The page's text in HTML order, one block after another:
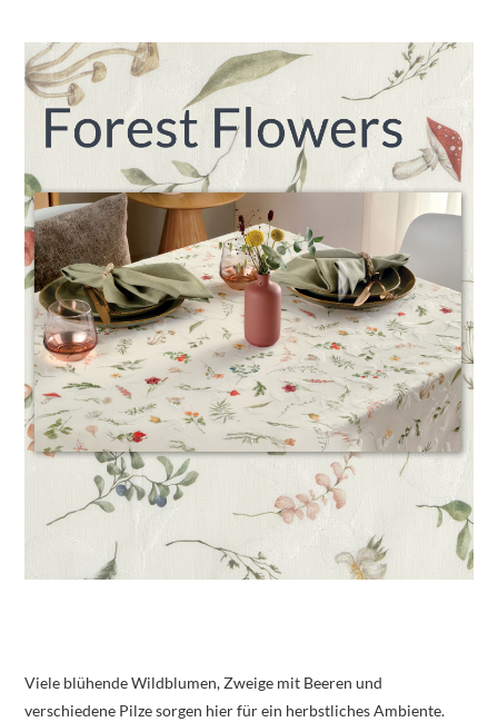
Viele blühende Wildblumen, Zweige mit Beeren und
verschiedene Pilze sorgen hier für ein herbstliches Ambiente.